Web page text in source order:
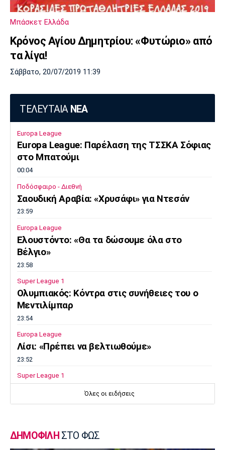
Μπάσκετ Ελλάδα
Κρόνος Αγίου Δημητρίου: «Φυτώριο» από
τα λίγα!
Σάββατο, 20/07/2019 11:39
ΤΕΛΕΥΤΑΙΑ ΝΕΑ
Europa League
Europa League: Παρέλαση της ΤΣΣΚΑ Σόφιας
στο Μπατούμι
00:04
Ποδόσφαιρο - Διεθνή
Σαουδική Αραβία: «Χρυσάφι» για Ντεσάν
23:59
Europa League
Ελουστόντο: «Θα τα δώσουμε όλα στο
Βέλγιο»
23:58
Super League 1
Ολυμπιακός: Κόντρα στις συνήθειες του ο
Μεντιλίμπαρ
23:54
Europa League
Λίσι: «Πρέπει να βελτιωθούμε»
23:52
Super League 1
Επιστρέφει αύριο στη Θεσσαλονίκη ο
Επίσημα στον Άρη ο Άνταμ Μοκόκα
Όλες οι ειδήσεις
ΔΗΜΟΦΙΛΗ ΣΤΟ ΦΩΣ